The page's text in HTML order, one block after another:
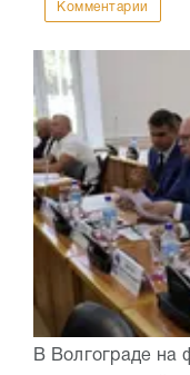
Комментарии
В Волгограде на